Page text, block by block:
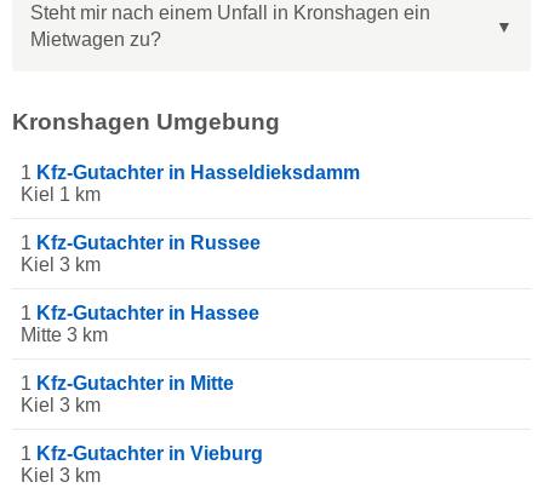
Steht mir nach einem Unfall in Kronshagen ein
Mietwagen zu?
Kronshagen Umgebung
1 Kfz-Gutachter in Hasseldieksdamm
Kiel 1 km
1 Kfz-Gutachter in Russee
Kiel 3 km
1 Kfz-Gutachter in Hassee
Mitte 3 km
1 Kfz-Gutachter in Mitte
Kiel 3 km
1 Kfz-Gutachter in Vieburg
Kiel 3 km